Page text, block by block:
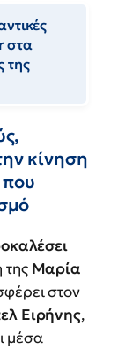
στα
της
κίνηση
Μαρία
στον
Ειρήνης,
μέσα